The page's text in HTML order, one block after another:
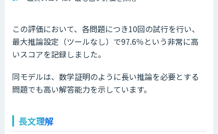
この評価において、各問題につき10回の試行を行い、
最大推論設定（ツールなし）で97.6％という非常に高
いスコアを記録しました。
同モデルは、数学証明のように長い推論を必要とする
問題でも高い解答能力を示しています。
長文理解